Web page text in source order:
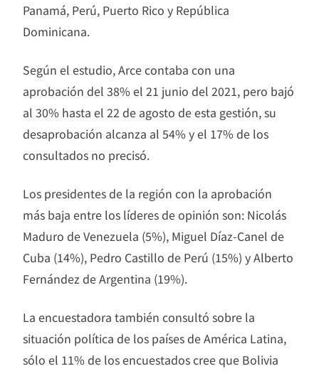
Panamá, Perú, Puerto Rico y República
Dominicana.
Según el estudio, Arce contaba con una
aprobación del 38% el 21 junio del 2021, pero bajó
al 30% hasta el 22 de agosto de esta gestión, su
desaprobación alcanza al 54% y el 17% de los
consultados no precisó.
Los presidentes de la región con la aprobación
más baja entre los líderes de opinión son: Nicolás
Maduro de Venezuela (5%), Miguel Díaz-Canel de
Cuba (14%), Pedro Castillo de Perú (15%) y Alberto
Fernández de Argentina (19%).
La encuestadora también consultó sobre la
situación política de los países de América Latina,
sólo el 11% de los encuestados cree que Bolivia